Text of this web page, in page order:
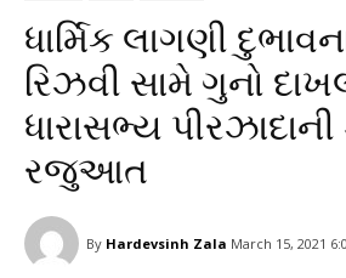
ધાર્મિક લાગણી
રિઝવી સામે ગુનો
ધારાસભ્ય
રજુઆત
By Hardevsinh Zala March 15, 2021